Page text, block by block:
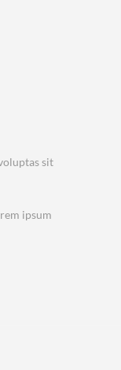
sit
ipsum